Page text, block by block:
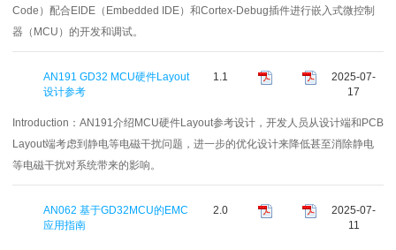
Code）配合EIDE（Embedded IDE）和Cortex-Debug插件进行嵌入式微控制
器（MCU）的开发和调试。
AN191 GD32 MCU硬件Layout
设计参考
1.1
2025-07-
17
Introduction： AN191介绍MCU硬件Layout参考设计，开发人员从设计端和PCB
Layout端考虑到静电等电磁干扰问题，进一步的优化设计来降低甚至消除静电
等电磁干扰对系统带来的影响。
AN062 基于GD32MCU的EMC
应用指南
2.0
2025-07-
11